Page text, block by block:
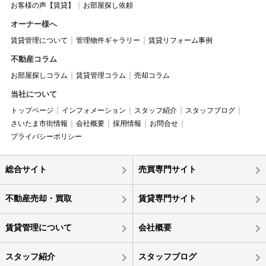
お客様の声【賃貸】
お部屋探し依頼
オーナー様へ
賃貸管理について 管理物件ギャラリー 賃貸リフォーム事例
不動産コラム
お部屋探しコラム 賃貸管理コラム 売却コラム
当社について
トップページ インフォメーション スタッフ紹介
スタッフブログ
さいたま市街情報
会社概要 採用情報
お問合せ
プライバシーポリシー
総合サイト 売買専門サイト
不動産売却・買取 賃貸専門サイト
賃貸管理について 会社概要
スタッフ紹介 スタッフブログ